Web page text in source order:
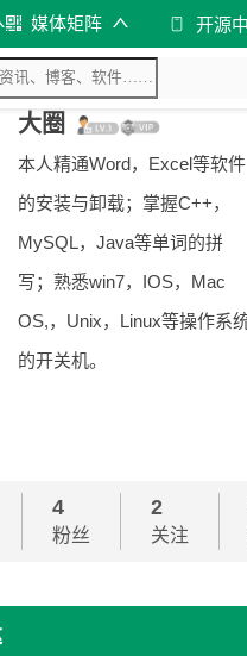
媒体矩阵 开源
大圈
本人精通Word，Excel等软件
的安装与卸载；掌握C++，
MySQL，Java等单词的拼
写；熟悉win7，IOS，Mac
OS,，Unix，Linux等操作系
的开关机。
4
粉丝
2
关注